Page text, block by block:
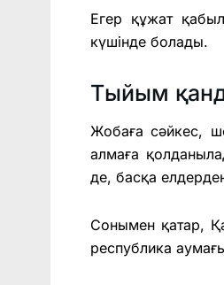
Егер құжат
күшінде болады.
Тыйым
Жобаға сәйкес,
алмаға
де, басқа
Сонымен қатар,
республика